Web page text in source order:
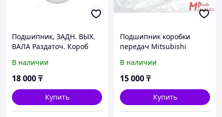
Подшипник, ЗАДН. ВЫХ.
ВАЛА Раздаточ. Короб
MD704198
В наличии
18 000₸
Купить
Подшипник коробки
передач Mitsubishi
В наличии
15 000₸
Купить